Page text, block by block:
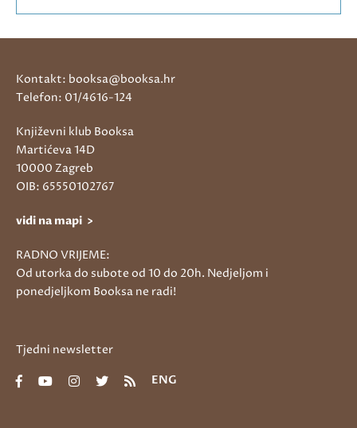
Kontakt: booksa@booksa.hr
Telefon: 01/4616-124
Književni klub Booksa
Martićeva 14D
10000 Zagreb
OIB: 65550102767
vidi na mapi >
RADNO VRIJEME:
Od utorka do subote od 10 do 20h. Nedjeljom i
ponedjeljkom Booksa ne radi!
Tjedni newsletter
ENG